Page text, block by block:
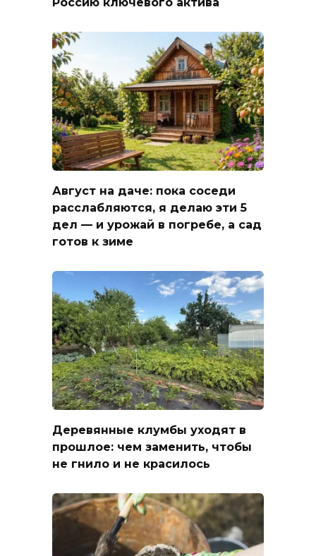
Август на даче: пока соседи
расслабляются, я делаю эти 5
дел — и урожай в погребе, а сад
готов к зиме
Деревянные клумбы уходят в
прошлое: чем заменить, чтобы
не гнило и не красилось